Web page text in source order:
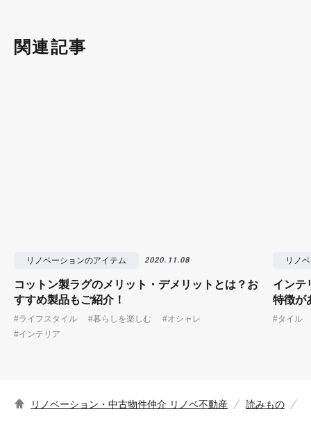
関連記事
リノベーションのアイテム 2020.11.08
コットン製ラグのメリット・デメリットとは？お
すすめ製品もご紹介！
#ライフスタイル #暮らしを楽しむ
#オシャレ
#インテリア
リノ
インテ
特徴が
#タイル
リノベーション・中古物件仲介 リノベ不動産 読みもの